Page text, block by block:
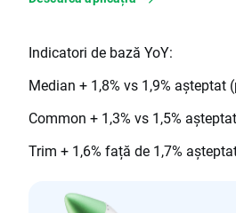
Indicatori de bază YoY:
Median + 1,8% vs 1,9% așteptat
Common + 1,3% vs 1,5%
Trim + 1,6% față de 1,7%